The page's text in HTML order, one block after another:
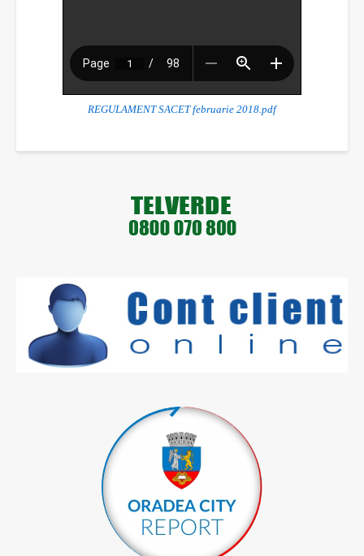
REGULAMENT SACET februarie 2018.pdf